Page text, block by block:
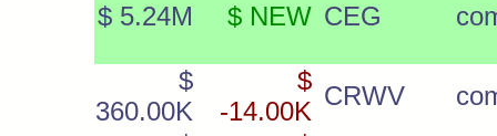
$ 5.24M $ NEW CEG
$
360.00K
$
-14.00K
CRWV